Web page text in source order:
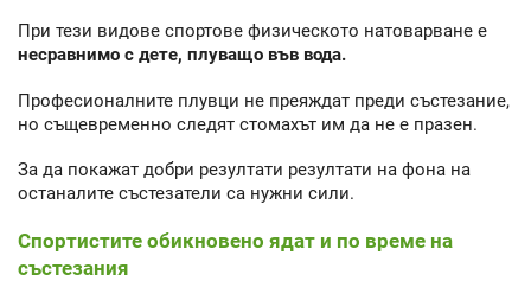
При тези видове спортове физическото натоварване е
несравнимо с дете, плуващо във вода.
Професионалните плувци не преяждат преди състезание,
но същевременно следят стомахът им да не е празен.
За да покажат добри резултати резултати на фона на
останалите състезатели са нужни сили.
Спортистите обикновено ядат и по време на
състезания